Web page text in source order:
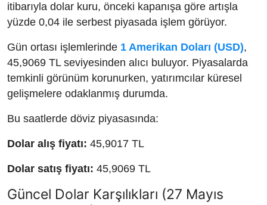
itibarıyla dolar kuru, önceki kapanışa göre artışla
yüzde 0,04 ile serbest piyasada işlem görüyor.
Gün ortası işlemlerinde 1 Amerikan Doları (USD),
45,9069 TL seviyesinden alıcı buluyor. Piyasalarda
temkinli görünüm korunurken, yatırımcılar küresel
gelişmelere odaklanmış durumda.
Bu saatlerde döviz piyasasında:
Dolar alış fiyatı: 45,9017 TL
Dolar satış fiyatı: 45,9069 TL
Güncel Dolar Karşılıkları (27 Mayıs